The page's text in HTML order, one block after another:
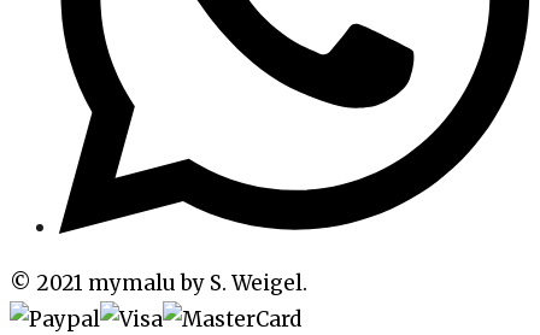
© 2021 mymalu by S. Weigel.